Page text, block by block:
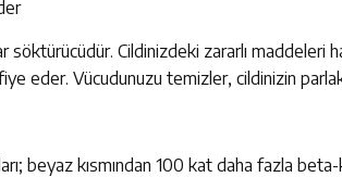
söktürücüdür. Cildinizdeki zararlı maddeleri
eder. Vücudunuzu temizler, cildinizin
beyaz kısmından 100 kat daha fazla